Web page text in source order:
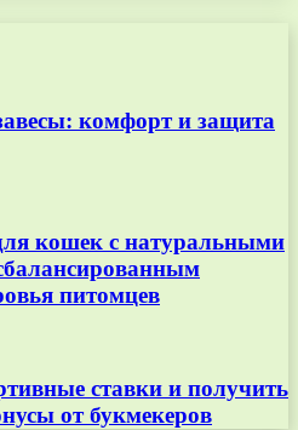
комфорт и защита
кошек с натуральными
питомцев
ставки и получить
от букмекеров